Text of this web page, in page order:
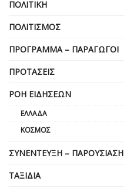
ΠΟΛΙΤΙΚΉ
ΠΟΛΙΤΙΣΜΌΣ
ΠΡΌΓΡΑΜΜΑ – ΠΑΡΑΓΩΓΟΊ
ΠΡΟΤΆΣΕΙΣ
ΡΟΉ ΕΙΔΉΣΕΩΝ
ΕΛΛΆΔΑ
ΚΌΣΜΟΣ
ΣΥΝΈΝΤΕΥΞΗ – ΠΑΡΟΥΣΊΑΣΗ
ΤΑΞΊΔΙΑ